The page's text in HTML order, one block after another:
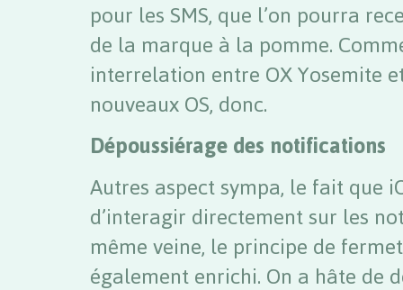
pour les SMS, que l’on pourra
de la marque à la pomme.
interrelation entre OX Yosemite
nouveaux OS, donc.
Dépoussiérage des notifications
Autres aspect sympa, le fait que
d’interagir directement sur les
même veine, le principe de
également enrichi. On a hâte de